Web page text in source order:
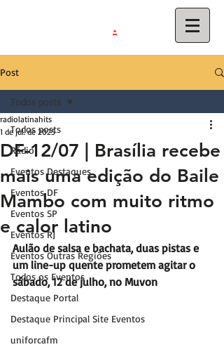
.
Post
Todos posts
Rádio
Eventos Destaques
Eventos DF
Eventos SP
Eventos RJ
Eventos Outras Regiões
Todos os Eventos
Destaque Portal
Destaque Principal Site Eventos
uniforcafm
Todos posts
DF-12/07 | Brasília recebe
mais uma edição do Baile
Mambo com muito ritmo
e calor latino
radiolatinahits
1 de jul. de 2025
Aulão de salsa e bachata, duas pistas e
um line-up quente prometem agitar o
sábado, 12 de julho, no Muvon